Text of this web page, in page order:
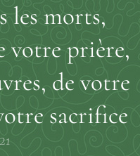
les morts,
votre prière,
de votre
sacrifice